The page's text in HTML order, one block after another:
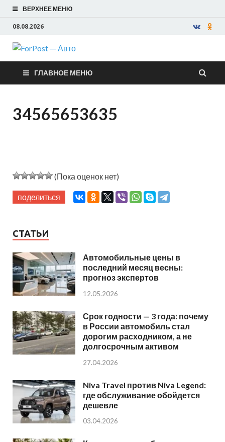
ВЕРХНЕЕ МЕНЮ
08.08.2026
ForPost —
Авто
ГЛАВНОЕ МЕНЮ
34565653635
(Пока оценок нет)
поделиться
СТАТЬИ
Автомобильные цены в
последний месяц весны:
прогноз экспертов
12.05.2026
Срок годности — 3 года: почему
в России автомобиль стал
дорогим расходником, а не
долгосрочным активом
27.04.2026
Niva Travel против Niva Legend:
где обслуживание обойдется
дешевле
03.04.2026